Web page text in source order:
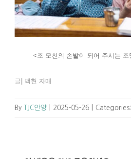
<조 모친의 손발이 되어 주시는
글| 백현 자매
By TJC안양 2025-05-26 Categories: